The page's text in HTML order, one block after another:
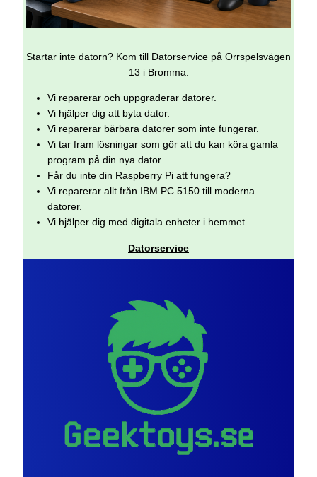
Startar inte datorn? Kom till Datorservice på Orrspelsvägen
13 i Bromma.
Vi reparerar och uppgraderar datorer.
Vi hjälper dig att byta dator.
Vi reparerar bärbara datorer som inte fungerar.
Vi tar fram lösningar som gör att du kan köra gamla
program på din nya dator.
Får du inte din Raspberry Pi att fungera?
Vi reparerar allt från IBM PC 5150 till moderna
datorer.
Vi hjälper dig med digitala enheter i hemmet.
Datorservice